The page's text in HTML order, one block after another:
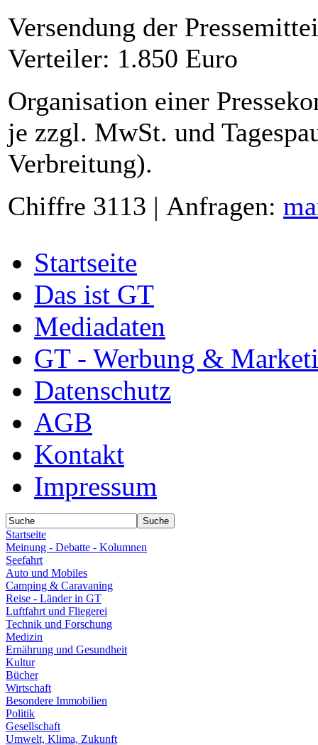
Versendung der
Verteiler: 1.850 Euro
Organisation einer
je zzgl. MwSt. und
Verbreitung).
Chiffre 3113 | Anfragen:
Startseite
Das ist GT
Mediadaten
GT - Werbung &
Datenschutz
AGB
Kontakt
Impressum
Startseite
Meinung - Debatte - Kolumnen
Seefahrt
Auto und Mobiles
Camping & Caravaning
Reise - Länder in GT
Luftfahrt und Fliegerei
Technik und Forschung
Medizin
Ernährung und Gesundheit
Kultur
Bücher
Wirtschaft
Besondere Immobilien
Politik
Gesellschaft
Umwelt, Klima, Zukunft